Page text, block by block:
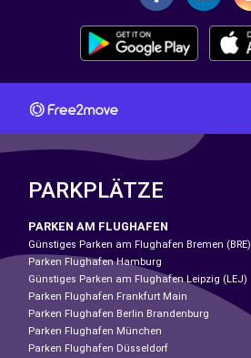
PARKPLÄTZE
PARKEN AM FLUGHAFEN
Günstiges Parken am Flughafen Bremen (BRE)
Parken Flughafen Hamburg
Günstiges Parken am Flughafen Leipzig (LEJ)
Parken Flughafen Frankfurt Main
Parken Flughafen Berlin Brandenburg
Parken Flughafen München
Parken Flughafen Düsseldorf